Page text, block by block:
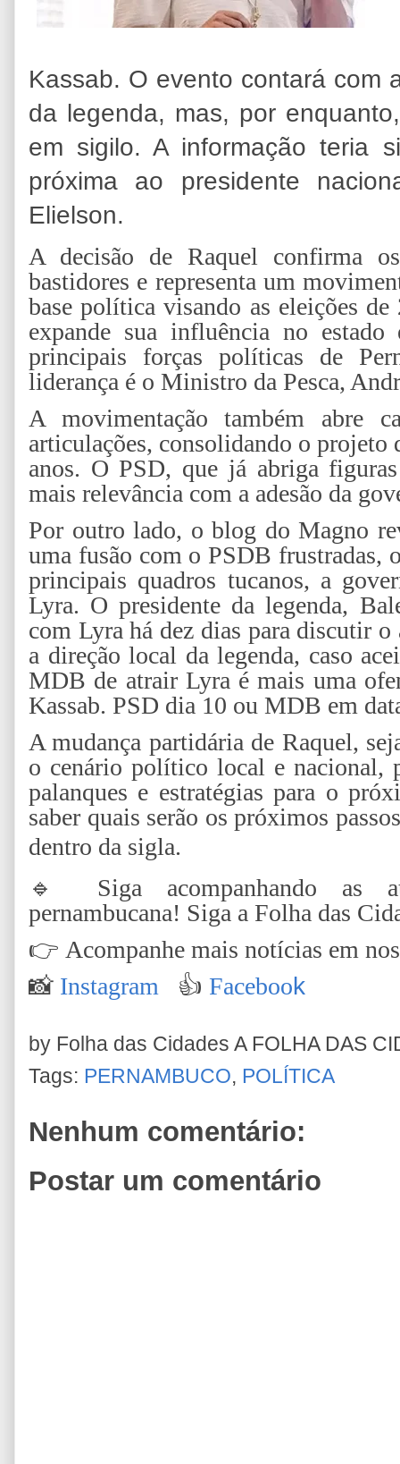
Kassab. O evento contará com
da legenda, mas, por
em sigilo. A informação teria
próxima ao presidente
Elielson.
A decisão de Raquel confirma
bastidores e representa um
base política visando as eleições
expande sua influência no
principais forças políticas de
liderança é o Ministro da Pesca,
A movimentação também abre
articulações, consolidando o projeto
anos. O PSD, que já abriga
mais relevância com a adesão da
Por outro lado, o blog do Magno
uma fusão com o PSDB frustradas,
principais quadros tucanos, a
Lyra. O presidente da legenda,
com Lyra há dez dias para discutir
a direção local da legenda, caso
MDB de atrair Lyra é mais uma
Kassab. PSD dia 10 ou MDB em
A mudança partidária de Raquel,
o cenário político local e nacional,
palanques e estratégias para o
saber quais serão os próximos
dentro da sigla.
🔹
Siga acompanhando as
pernambucana! Siga a Folha das
👉 Acompanhe mais notícias em
📸 Instagram 👍 Facebook
by Folha das Cidades A FOLHA DAS
Tags: PERNAMBUCO, POLÍTICA
Nenhum comentário:
Postar um comentário